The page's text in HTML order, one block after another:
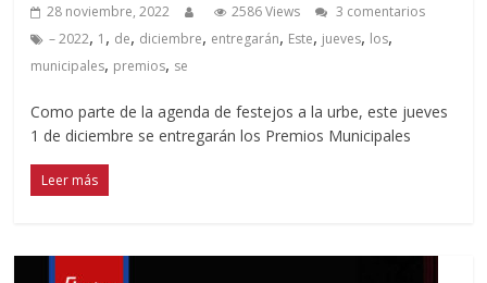
28 noviembre, 2022 2586 Views
3 comentarios
– 2022, 1 , de, diciembre, entregarán, Este, jueves, los,
municipales, premios, se
Como parte de la agenda de festejos a la urbe, este jueves
1 de diciembre se entregarán los Premios Municipales
Leer más